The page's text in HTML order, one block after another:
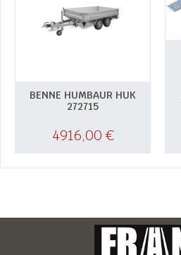
BENNE HUMBAUR HUK
272715
4916,00 €